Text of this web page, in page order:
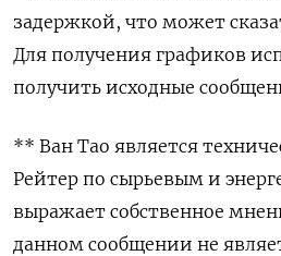
задержкой, что может
Для получения графиков
получить исходные
** Ван Тао является
Рейтер по сырьевым и
выражает собственное
данном сообщении не